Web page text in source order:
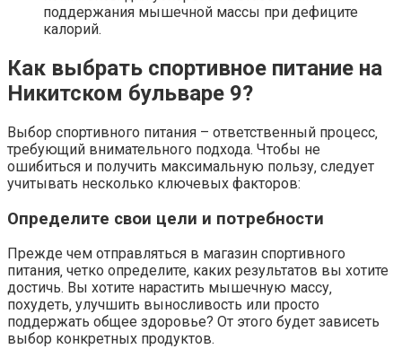
поддержания мышечной массы при дефиците
калорий.
Как выбрать спортивное питание на
Никитском бульваре 9?
Выбор спортивного питания – ответственный процесс‚
требующий внимательного подхода. Чтобы не
ошибиться и получить максимальную пользу‚ следует
учитывать несколько ключевых факторов:
Определите свои цели и потребности
Прежде чем отправляться в магазин спортивного
питания‚ четко определите‚ каких результатов вы хотите
достичь. Вы хотите нарастить мышечную массу‚
похудеть‚ улучшить выносливость или просто
поддержать общее здоровье? От этого будет зависеть
выбор конкретных продуктов.